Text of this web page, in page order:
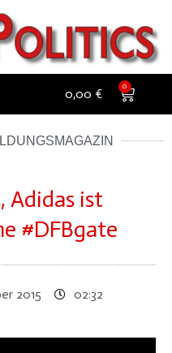
0,00 € 0
Adidas ist
#DFBgate
2015
02:32